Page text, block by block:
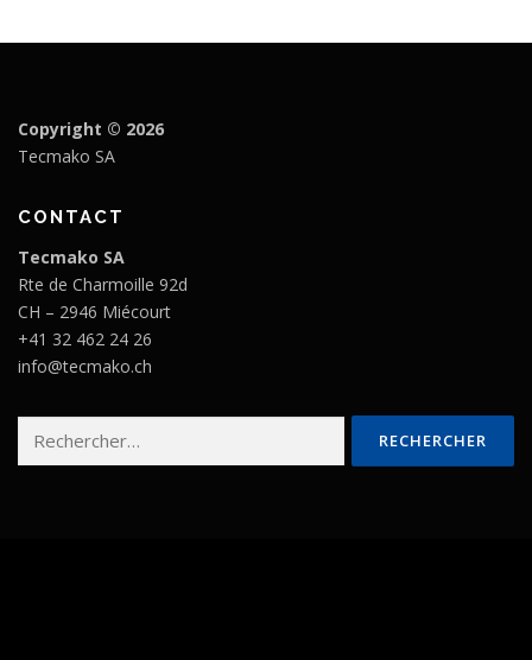
Copyright © 2026
Tecmako SA
CONTACT
Tecmako SA
Rte de Charmoille 92d
CH – 2946 Miécourt
+41 32 462 24 26
info@tecmako.ch
Rechercher :